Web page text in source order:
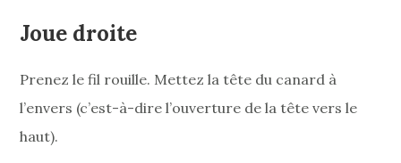
Joue droite
Prenez le fil rouille. Mettez la tête du canard à
l’envers (c’est-à-dire l’ouverture de la tête vers le
haut).